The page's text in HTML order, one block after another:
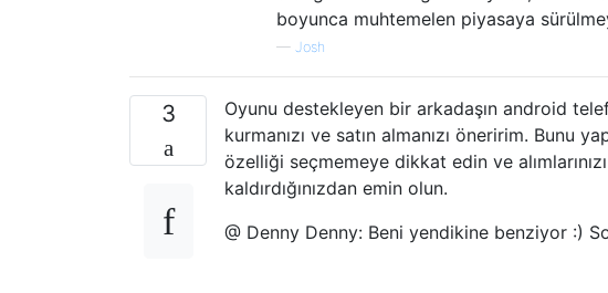
boyunca muhtemelen piyasaya
— Josh
3
Oyunu destekleyen bir arkadaşın android
kurmanızı ve satın almanızı öneririm. Bunu
özelliği seçmemeye dikkat edin ve
kaldırdığınızdan emin olun.
@ Denny Denny: Beni yendikine benziyor :)